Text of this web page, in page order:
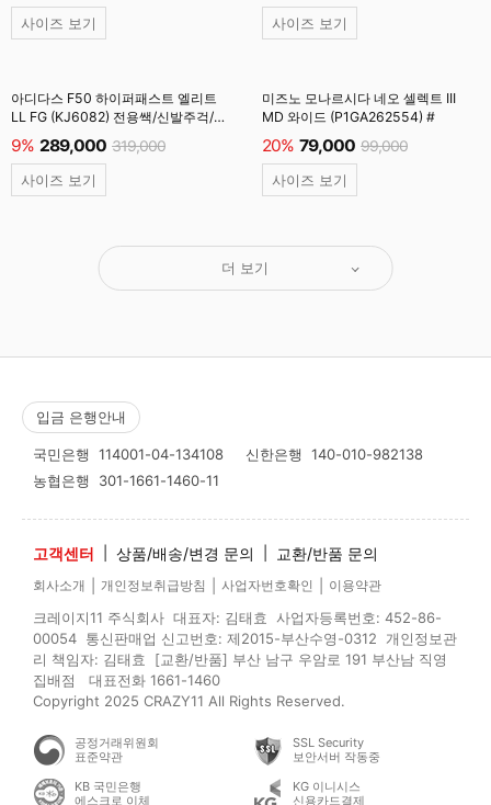
사이즈 보기 사이즈 보기
아디다스 F50 하이퍼패스트 엘리트
LL FG (KJ6082) 전용쌕/신발주걱/
양말 #
9% 289,000 319,000
사이즈 보기
미즈노 모나르시다 네오 셀렉트 III
MD 와이드 (P1GA262554) #
20% 79,000 99,000
사이즈 보기
더 보기
입금 은행안내
국민은행 114001-04-134108 신한은행 140-010-982138
농협은행 301-1661-1460-11
고객센터 상품/배송/변경 문의 교환/반품 문의
회사소개 개인정보취급방침 사업자번호확인 이용약관
크레이지11 주식회사 대표자: 김태효 사업자등록번호: 452-86-
00054 통신판매업 신고번호: 제2015-부산수영-0312 개인정보관
리 책임자: 김태효 [교환/반품] 부산 남구 우암로 191 부산남 직영
집배점 대표전화 1661-1460
Copyright 2025 CRAZY11 All Rights Reserved.
공정거래위원회
표준약관
SSL Security
보안서버 작동중
KB 국민은행
에스크로 이체
KG 이니시스
신용카드결제